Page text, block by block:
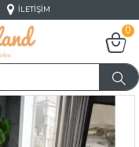
İLETIŞIM
0